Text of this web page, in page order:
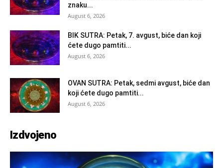
znaku...
August 6, 2026
BIK SUTRA: Petak, 7. avgust, biće dan koji
ćete dugo pamtiti...
August 6, 2026
OVAN SUTRA: Petak, sedmi avgust, biće dan
koji ćete dugo pamtiti...
August 6, 2026
Izdvojeno